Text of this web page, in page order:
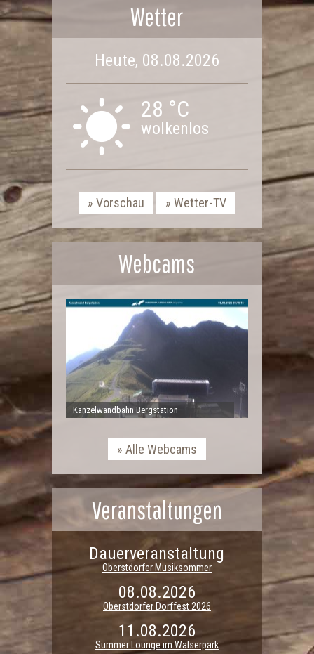
Wetter
Heute, 08.08.2026
28 °C
wolkenlos
Vorschau Wetter-TV
Webcams
Kanzelwandbahn Bergstation
Alle Webcams
Veranstaltungen
Dauerveranstaltung
Oberstdorfer Musiksommer
08.08.2026
Oberstdorfer Dorffest 2026
11.08.2026
Summer Lounge im Walserpark